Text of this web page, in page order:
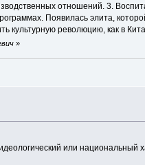
отношений. 3.
Появилась элита,
культурную революцию, как в
»
или национальный